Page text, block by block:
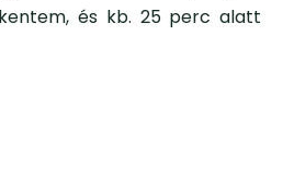
és kb. 25 perc alatt